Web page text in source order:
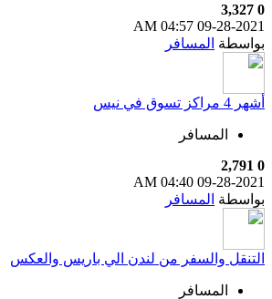
0
3,327
09-28-2021
04:57 AM
بواسطة المسافر
أشهر 4 مراكز تسوق في نيس
المسافر
0
2,791
09-28-2021
04:40 AM
بواسطة المسافر
التنقل والسفر من لندن الي باريس والعكس
المسافر